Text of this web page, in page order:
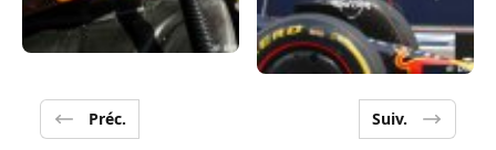
Préc. Suiv.